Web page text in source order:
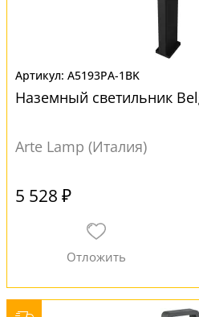
A5193PA-1BK
Наземный светильник
Arte Lamp (Италия)
5 528 ₽